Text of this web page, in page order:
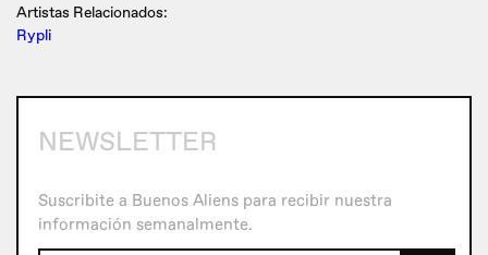
Artistas Relacionados:
Rypli
NEWSLETTER
Suscribite a Buenos Aliens para recibir nuestra
información semanalmente.